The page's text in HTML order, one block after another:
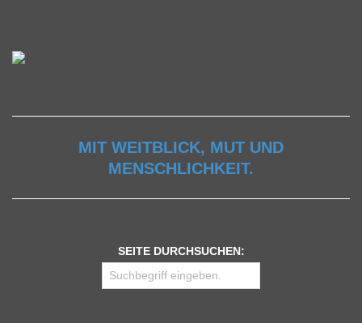
MIT WEITBLICK, MUT UND
MENSCHLICHKEIT.
SEITE DURCHSUCHEN: